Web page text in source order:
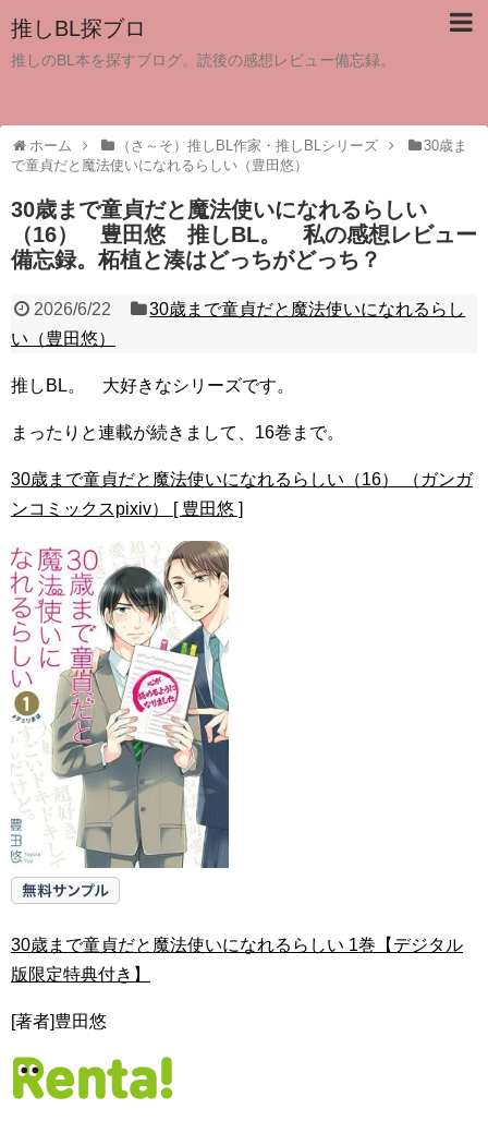
推しBL探ブロ
推しのBL本を探すブログ。読後の感想レビュー備忘録。
ホーム （さ～そ）推しBL作家・推しBLシリーズ
30歳ま
で童貞だと魔法使いになれるらしい（豊田悠）
30歳まで童貞だと魔法使いになれるらしい
（16） 豊田悠 推しBL。 私の感想レビュー
備忘録。柘植と湊はどっちがどっち？
2026/6/22
30歳まで童貞だと魔法使いになれるらし
い（豊田悠）
推しBL。 大好きなシリーズです。
まったりと連載が続きまして、16巻まで。
30歳まで童貞だと魔法使いになれるらしい（16） （ガンガ
ンコミックスpixiv） [ 豊田悠 ]
30歳まで童貞だと魔法使いになれるらしい 1巻【デジタル
版限定特典付き】
[著者]豊田悠